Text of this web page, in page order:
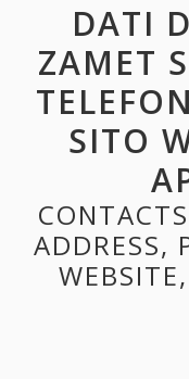
DATI
ZAMET
SITO
ADDRESS,